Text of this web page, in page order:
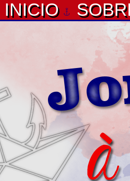
INICIO